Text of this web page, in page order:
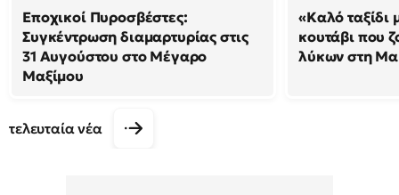
Εποχικοί Πυροσβέστες:
Συγκέντρωση διαμαρτυρίας στις
31 Αυγούστου στο Μέγαρο
Μαξίμου
«Καλό ταξίδι
κουτάβι που
λύκων στη
τελευταία νέα